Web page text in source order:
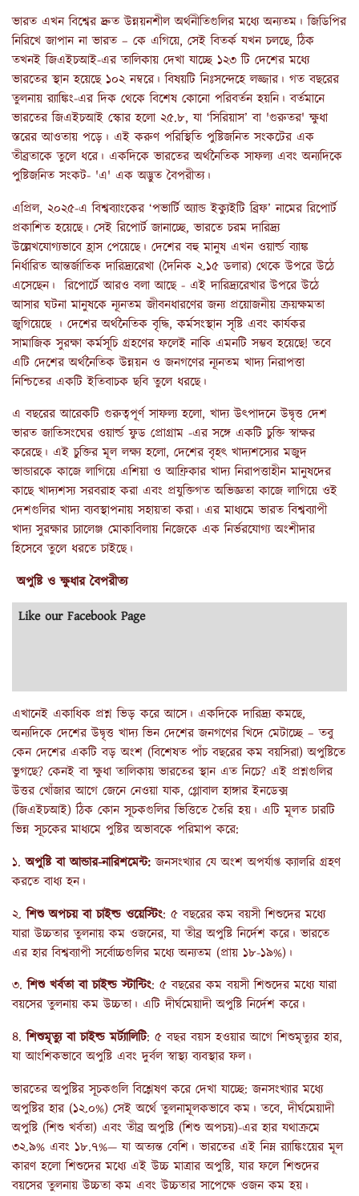
ভারত এখন বিশ্বের দ্রুত উন্নয়নশীল অর্থনীতিগুলির মধ্যে অন্যতম। জিডিপির
নিরিখে জাপান না ভারত – কে এগিয়ে, সেই বিতর্ক যখন চলছে, ঠিক
তখনই জিএইচআই-এর তালিকায় দেখা যাচ্ছে ১২৩ টি দেশের মধ্যে
ভারতের স্থান হয়েছে ১০২ নম্বরে। বিষয়টি নিঃসন্দেহে লজ্জার। গত বছরের
তুলনায় র‍্যাঙ্কিং-এর দিক থেকে বিশেষ কোনো পরিবর্তন হয়নি। বর্তমানে
ভারতের জিএইচআই স্কোর হলো ২৫.৮, যা ‘সিরিয়াস’ বা 'গুরুতর' ক্ষুধা
স্তরের আওতায় পড়ে। এই করুণ পরিস্থিতি পুষ্টিজনিত সংকটের এক
তীব্রতাকে তুলে ধরে। একদিকে ভারতের অর্থনৈতিক সাফল্য এবং অন্যদিকে
পুষ্টিজনিত সংকট- 'এ' এক অদ্ভুত বৈপরীত্য।
এপ্রিল, ২০২৫-এ বিশ্বব্যাংকের ‘পভার্টি অ্যান্ড ইক্যুইটি ব্রিফ’ নামের রিপোর্ট
প্রকাশিত হয়েছে। সেই রিপোর্ট জানাচ্ছে, ভারতে চরম দারিদ্র্য
উল্লেখযোগ্যভাবে হ্রাস পেয়েছে। দেশের বহু মানুষ এখন ওয়ার্ল্ড ব্যাঙ্ক
নির্ধারিত আন্তর্জাতিক দারিদ্র্যরেখা (দৈনিক ২.১৫ ডলার) থেকে উপরে উঠে
এসেছেন। রিপোর্টে আরও বলা আছে - এই দারিদ্র্যরেখার উপরে উঠে
আসার ঘটনা মানুষকে ন্যূনতম জীবনধারণের জন্য প্রয়োজনীয় ক্রয়ক্ষমতা
জুগিয়েছে । দেশের অর্থনৈতিক বৃদ্ধি, কর্মসংস্থান সৃষ্টি এবং কার্যকর
সামাজিক সুরক্ষা কর্মসূচি গ্রহণের ফলেই নাকি এমনটি সম্ভব হয়েছে! তবে
এটি দেশের অর্থনৈতিক উন্নয়ন ও জনগণের ন্যূনতম খাদ্য নিরাপত্তা
নিশ্চিতের একটি ইতিবাচক ছবি তুলে ধরছে।
এ বছরের আরেকটি গুরুত্বপূর্ণ সাফল্য হলো, খাদ্য উৎপাদনে উদ্বৃত্ত দেশ
ভারত জাতিসংঘের ওয়ার্ল্ড ফুড প্রোগ্রাম -এর সঙ্গে একটি চুক্তি স্বাক্ষর
করেছে। এই চুক্তির মূল লক্ষ্য হলো, দেশের বৃহৎ খাদ্যশস্যের মজুদ
ভান্ডারকে কাজে লাগিয়ে এশিয়া ও আফ্রিকার খাদ্য নিরাপত্তাহীন মানুষদের
কাছে খাদ্যশস্য সরবরাহ করা এবং প্রযুক্তিগত অভিজ্ঞতা কাজে লাগিয়ে ওই
দেশগুলির খাদ্য ব্যবস্থাপনায় সহায়তা করা। এর মাধ্যমে ভারত বিশ্বব্যাপী
খাদ্য সুরক্ষার চ্যালেঞ্জ মোকাবিলায় নিজেকে এক নির্ভরযোগ্য অংশীদার
হিসেবে তুলে ধরতে চাইছে।
অপুষ্টি ও ক্ষুধার বৈপরীত্য
Like our Facebook Page
এখানেই একাধিক প্রশ্ন ভিড় করে আসে। একদিকে দারিদ্র্য কমছে,
অন্যদিকে দেশের উদ্বৃত্ত খাদ্য ভিন দেশের জনগণের খিদে মেটাচ্ছে – তবু
কেন দেশের একটি বড় অংশ (বিশেষত পাঁচ বছরের কম বয়সিরা) অপুষ্টিতে
ভুগছে? কেনই বা ক্ষুধা তালিকায় ভারতের স্থান এত নিচে? এই প্রশ্নগুলির
উত্তর খোঁজার আগে জেনে নেওয়া যাক, গ্লোবাল হাঙ্গার ইনডেক্স
(জিএইচআই) ঠিক কোন সূচকগুলির ভিত্তিতে তৈরি হয়। এটি মূলত চারটি
ভিন্ন সূচকের মাধ্যমে পুষ্টির অভাবকে পরিমাপ করে:
১.অপুষ্টি বা আন্ডার-নারিশমেন্ট: জনসংখ্যার যে অংশ অপর্যাপ্ত ক্যালরি গ্রহণ
করতে বাধ্য হন।
২.শিশু অপচয় বা চাইল্ড ওয়েস্টিং: ৫ বছরের কম বয়সী শিশুদের মধ্যে
যারা উচ্চতার তুলনায় কম ওজনের, যা তীব্র অপুষ্টি নির্দেশ করে। ভারতে
এর হার বিশ্বব্যাপী সর্বোচ্চগুলির মধ্যে অন্যতম (প্রায় ১৮-১৯%)।
৩.শিশু খর্বতা বা চাইল্ড স্টান্টিং: ৫ বছরের কম বয়সী শিশুদের মধ্যে যারা
বয়সের তুলনায় কম উচ্চতা। এটি দীর্ঘমেয়াদী অপুষ্টি নির্দেশ করে।
৪.শিশুমৃত্যু বা চাইল্ড মর্ট্যালিটি: ৫ বছর বয়স হওয়ার আগে শিশুমৃত্যুর হার,
যা আংশিকভাবে অপুষ্টি এবং দুর্বল স্বাস্থ্য ব্যবস্থার ফল।
ভারতের অপুষ্টির সূচকগুলি বিশ্লেষণ করে দেখা যাচ্ছে: জনসংখ্যার মধ্যে
অপুষ্টির হার (১২.০%) সেই অর্থে তুলনামূলকভাবে কম। তবে, দীর্ঘমেয়াদী
অপুষ্টি (শিশু খর্বতা) এবং তীব্র অপুষ্টি (শিশু অপচয়)-এর হার যথাক্রমে
৩২.৯% এবং ১৮.৭%— যা অত্যন্ত বেশি। ভারতের এই নিম্ন র‍্যাঙ্কিংয়ের মূল
কারণ হলো শিশুদের মধ্যে এই উচ্চ মাত্রার অপুষ্টি, যার ফলে শিশুদের
বয়সের তুলনায় উচ্চতা কম এবং উচ্চতার সাপেক্ষে ওজন কম হয়।